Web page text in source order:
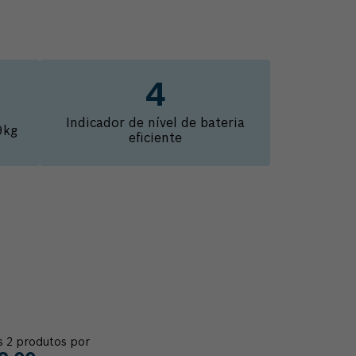
Indicador de nível de bateria
eficiente
2 produtos por